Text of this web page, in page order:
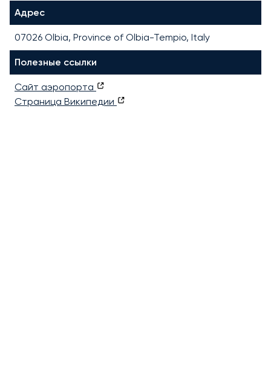
Адрес
07026 Olbia, Province of Olbia-Tempio, Italy
Полезные ссылки
Сайт аэропорта
Страница Википедии